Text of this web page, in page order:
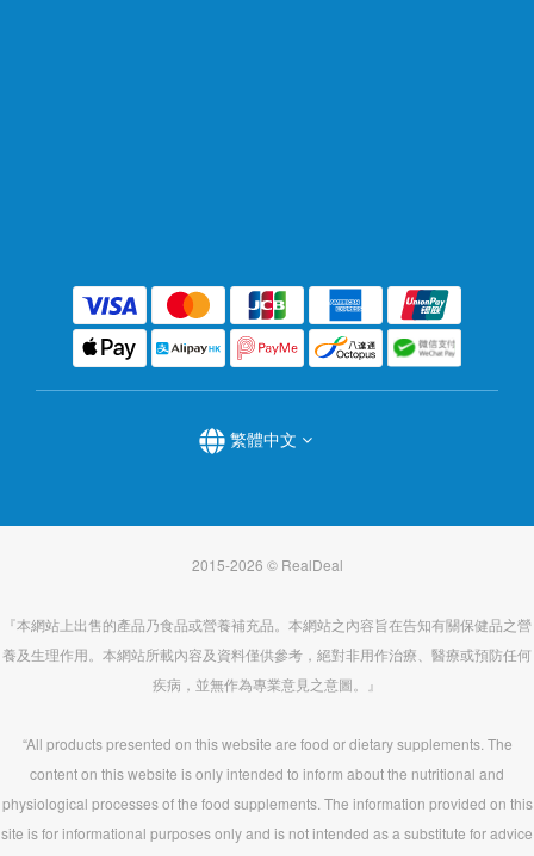
繁體中文
2015-2026 © RealDeal
『本網站上出售的產品乃食品或營養補充品。本網站之內容旨在告知有關保健品之營
養及生理作用。本網站所載內容及資料僅供參考，絕對非用作治療、醫療或預防任何
疾病，並無作為專業意見之意圖。』
“All products presented on this website are food or dietary supplements. The
content on this website is only intended to inform about the nutritional and
physiological processes of the food supplements. The information provided on this
site is for informational purposes only and is not intended as a substitute for advice